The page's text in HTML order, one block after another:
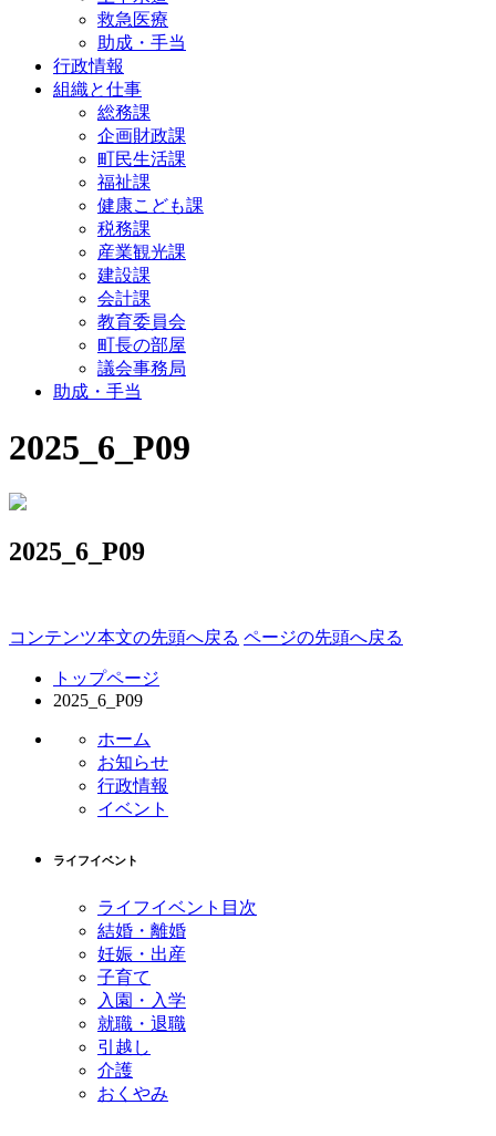
救急医療
助成・手当
行政情報
組織と仕事
総務課
企画財政課
町民生活課
福祉課
健康こども課
税務課
産業観光課
建設課
会計課
教育委員会
町長の部屋
議会事務局
助成・手当
2025_6_P09
2025_6_P09
コンテンツ本文の先頭へ戻る ページの先頭へ戻る
トップページ
2025_6_P09
ホーム
お知らせ
行政情報
イベント
ライフイベント
ライフイベント目次
結婚・離婚
妊娠・出産
子育て
入園・入学
就職・退職
引越し
介護
おくやみ